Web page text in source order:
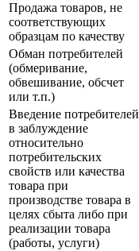
Продажа товаров, не
соответствующих
образцам по качеству
Обман потребителей
(обмеривание,
обвешивание, обсчет
или т.п.)
Введение потребителей
в заблуждение
относительно
потребительских
свойств или качества
товара при
производстве товара в
целях сбыта либо при
реализации товара
(работы, услуги)